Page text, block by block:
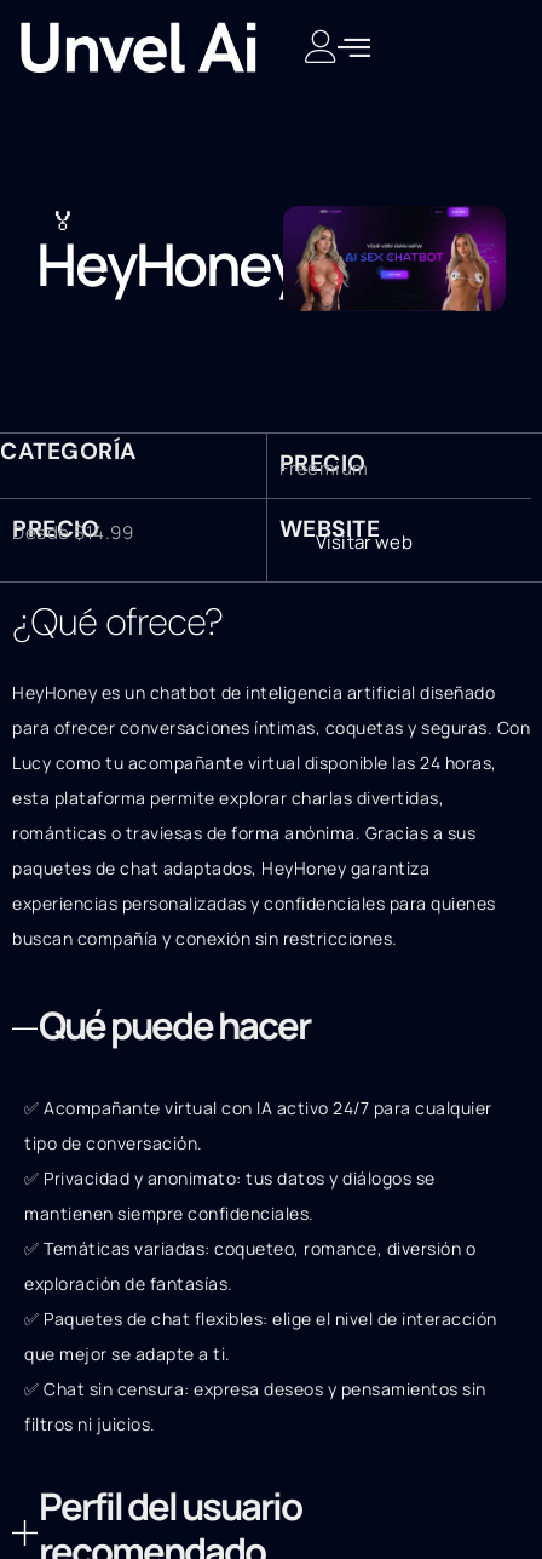
🏅
HeyHoney
CATEGORÍA PRECIO
Freemium
PRECIO
Desde $14.99 WEBSITE
Visitar web
¿Qué ofrece?
HeyHoney es un chatbot de inteligencia artificial diseñado
para ofrecer conversaciones íntimas, coquetas y seguras. Con
Lucy como tu acompañante virtual disponible las 24 horas,
esta plataforma permite explorar charlas divertidas,
románticas o traviesas de forma anónima. Gracias a sus
paquetes de chat adaptados, HeyHoney garantiza
experiencias personalizadas y confidenciales para quienes
buscan compañía y conexión sin restricciones.
Qué puede hacer
✅ Acompañante virtual con IA activo 24/7 para cualquier
tipo de conversación.
✅ Privacidad y anonimato: tus datos y diálogos se
mantienen siempre confidenciales.
✅ Temáticas variadas: coqueteo, romance, diversión o
exploración de fantasías.
✅ Paquetes de chat flexibles: elige el nivel de interacción
que mejor se adapte a ti.
✅ Chat sin censura: expresa deseos y pensamientos sin
filtros ni juicios.
Perfil del usuario